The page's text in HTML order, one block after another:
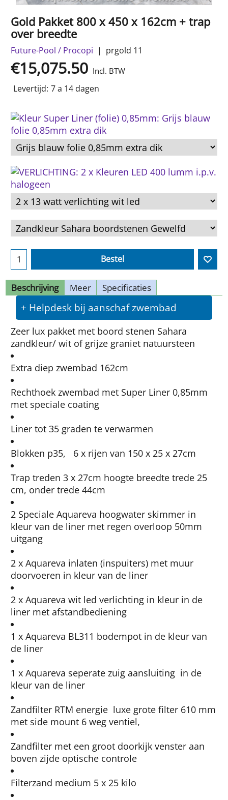
Gold Pakket 800 x 450 x 162cm + trap
over breedte
Future-Pool / Procopi prgold 11
€15,075.50 Incl. BTW
Levertijd: 7 a 14 dagen
Bestel
Beschrijving Meer Specificaties
+ Helpdesk bij aanschaf zwembad
Zeer lux pakket met boord stenen Sahara
zandkleur/ wit of grijze graniet natuursteen
Extra diep zwembad 162cm
Rechthoek zwembad met Super Liner 0,85mm
met speciale coating
Liner tot 35 graden te verwarmen
Blokken p35, 6 x rijen van 150 x 25 x 27cm
Trap treden 3 x 27cm hoogte breedte trede 25
cm, onder trede 44cm
2 Speciale Aquareva hoogwater skimmer in
kleur van de liner met regen overloop 50mm
uitgang
2 x Aquareva inlaten (inspuiters) met muur
doorvoeren in kleur van de liner
2 x Aquareva wit led verlichting in kleur in de
liner met afstandbediening
1 x Aquareva BL311 bodempot in de kleur van
de liner
1 x Aquareva seperate zuig aansluiting in de
kleur van de liner
Zandfilter RTM energie luxe grote filter 610 mm
met side mount 6 weg ventiel,
Zandfilter met een groot doorkijk venster aan
boven zijde optische controle
Filterzand medium 5 x 25 kilo